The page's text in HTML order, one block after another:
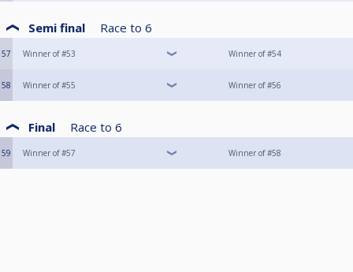
Semi final Race to 6
57 Winner of #53 Winner of #54
58 Winner of #55 Winner of #56
Final Race to 6
59 Winner of #57 Winner of #58